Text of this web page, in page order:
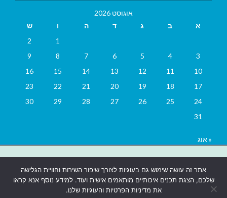
אוגוסט 2026
א
ב ג ד ה ו
ש
1
2
3
4
5
6
7
8
9
10
11
12
13
14
15
16
17
18
19
20
21
22
23
24
25
26
27
28
29
30
31
« אוג
אתרים בבאר שבע|
אתר זה עושה שימוש גם בעוגיות לצורך שיפור השירות וחוויית הגלישה
שלכם, הצגת תכנים איכותיים מותאמים אישית ועוד. למידע נוסף אנא קראו
את מדיניות הפרטיות והעוגיות שלנו.